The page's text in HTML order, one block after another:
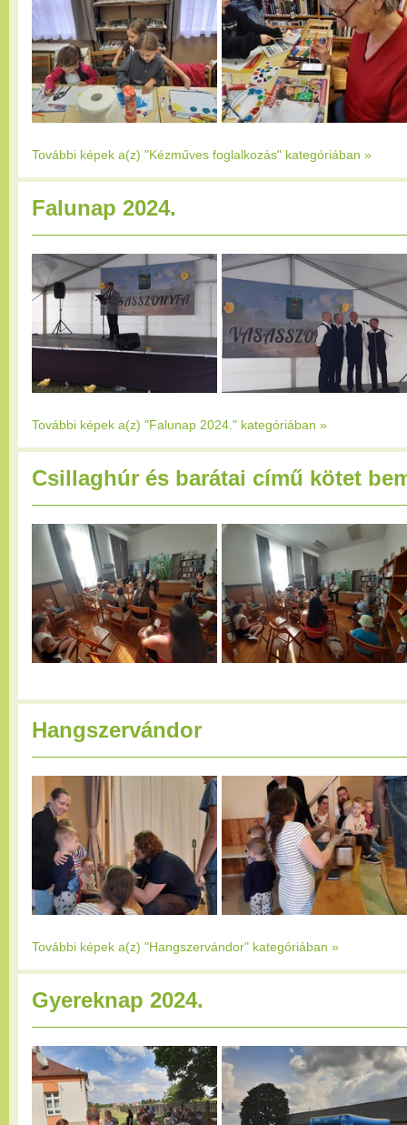
További képek a(z) "Kézműves foglalkozás" kategóriában »
Falunap 2024.
További képek a(z) "Falunap 2024." kategóriában »
Csillaghúr és barátai című kötet
Hangszervándor
További képek a(z) "Hangszervándor" kategóriában »
Gyereknap 2024.